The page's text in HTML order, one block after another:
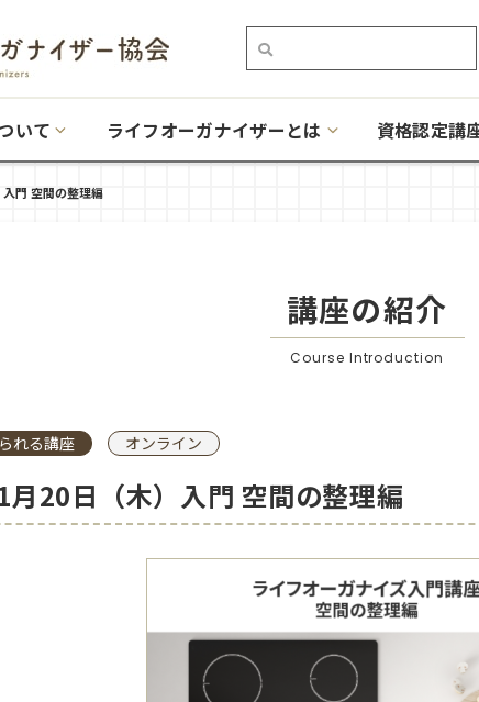
いて ライフオーガナイザーとは 資格認定講
門 空間の整理編
講座の紹介
Course Introduction
れる講座 オンライン
20日（木）入門 空間の整理編